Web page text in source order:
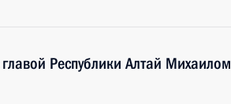
Республики Алтай Михаилом